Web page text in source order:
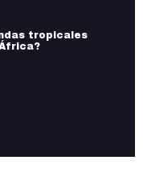
tropicales